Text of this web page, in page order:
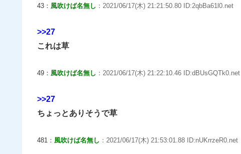
43： 風吹けば名無し ：2021/06/17(木) 21:21:50.80 ID:2qbBa61l0.net
>>27
これは草
49： 風吹けば名無し ：2021/06/17(木) 21:22:10.46 ID:dBUsGQTk0.net
>>27
ちょっとありそうで草
481： 風吹けば名無し ：2021/06/17(木) 21:53:01.88 ID:nUKrrzeR0.net